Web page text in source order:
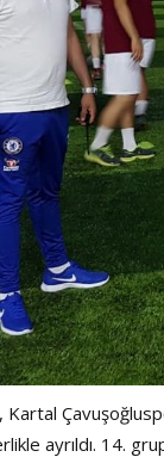
ayrıldı. 14.